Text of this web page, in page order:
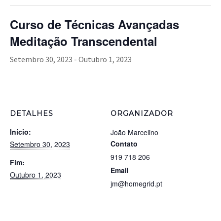
Curso de Técnicas Avançadas
Meditação Transcendental
Setembro 30, 2023 - Outubro 1, 2023
DETALHES
Início:
Setembro 30, 2023
Fim:
Outubro 1, 2023
ORGANIZADOR
João Marcelino
Contato
919 718 206
Email
jm@homegrid.pt